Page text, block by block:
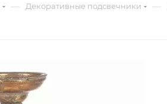
— Декоративные подсвечники —